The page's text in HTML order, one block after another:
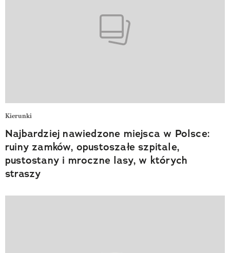
Kierunki
Najbardziej nawiedzone miejsca w Polsce:
ruiny zamków, opustoszałe szpitale,
pustostany i mroczne lasy, w których
straszy